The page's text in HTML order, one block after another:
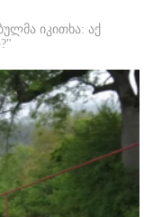
იკითხა: აქ